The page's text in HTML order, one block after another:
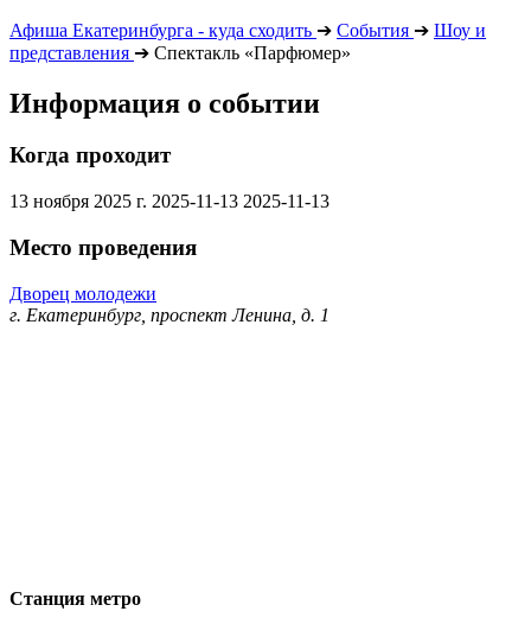
Афиша Екатеринбурга - куда сходить ➔ События ➔ Шоу и
представления ➔ Спектакль «Парфюмер»
Информация о событии
Когда проходит
13 ноября 2025 г. 2025-11-13 2025-11-13
Место проведения
Дворец молодежи
г. Екатеринбург, проспект Ленина, д. 1
Станция метро